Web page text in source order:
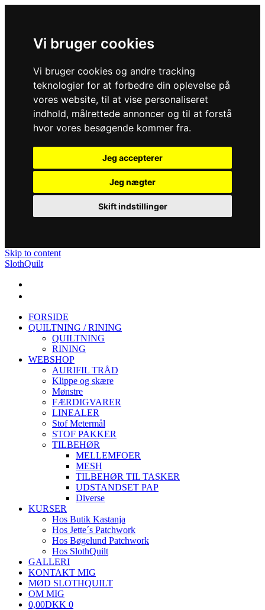
Vi bruger cookies
Vi bruger cookies og andre tracking
teknologier for at forbedre din oplevelse på
vores website, til at vise personaliseret
indhold, målrettede annoncer og til at forstå
hvor vores besøgende kommer fra.
Jeg accepterer
Jeg nægter
Skift indstillinger
Skip to content
SlothQuilt
FORSIDE
QUILTNING / RINING
QUILTNING
RINING
WEBSHOP
AURIFIL TRÅD
Klippe og skære
Mønstre
FÆRDIGVARER
LINEALER
Stof Metermål
STOF PAKKER
TILBEHØR
MELLEMFOER
MESH
TILBEHØR TIL TASKER
UDSTANDSET PAP
Diverse
KURSER
Hos Butik Kastanja
Hos Jette´s Patchwork
Hos Bøgelund Patchwork
Hos SlothQuilt
GALLERI
KONTAKT MIG
MØD SLOTHQUILT
OM MIG
0,00DKK 0